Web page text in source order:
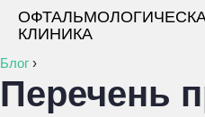
КЛИНИКА
Блог ›
Перечень